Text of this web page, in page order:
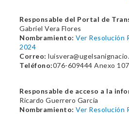
Responsable del Portal de
Gabriel Vera Flores
Nombramiento: Ver Resolución
2024
Correo:
Teléfono:076-609444 Anexo 107
Responsable de acceso a la
Ricardo Guerrero García
Nombramiento: Ver Resolución